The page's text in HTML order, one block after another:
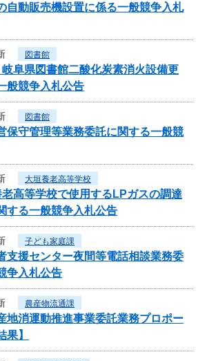
自動販売機設置に係る一般競争入札
図書館
岐阜県図書館二酸化炭素消火設備更
般競争入札公告
図書館
保守管理等業務委託に関する一般競
大垣養老高等学校
高等学校で使用するLPガスの調達
する一般競争入札公告
子ども家庭課
支援センター夜間等電話相談業務委
争入札公告
農産物流通課
地消運動推進事業委託業務プロポー
果】